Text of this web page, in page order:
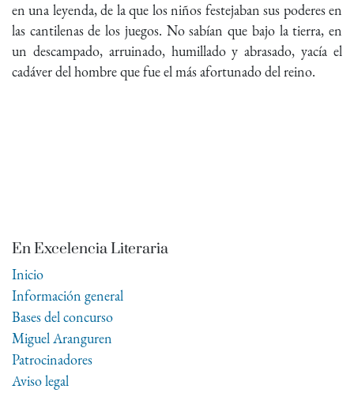
en una leyenda, de la que los niños festejaban sus poderes en
las cantilenas de los juegos. No sabían que bajo la tierra, en
un descampado, arruinado, humillado y abrasado, yacía el
cadáver del hombre que fue el más afortunado del reino.
En Excelencia Literaria
Inicio
Información general
Bases del concurso
Miguel Aranguren
Patrocinadores
Aviso legal